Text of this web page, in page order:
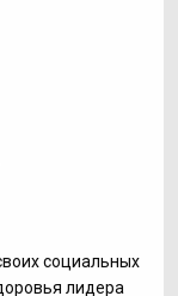
социальных
лидера